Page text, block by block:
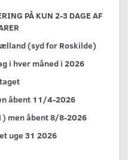
PÅ KUN 2-3 DAGE AF
(syd for Roskilde)
i hver måned i 2026
åbent 11/4-2026
men åbent 8/8-2026
uge 31 2026